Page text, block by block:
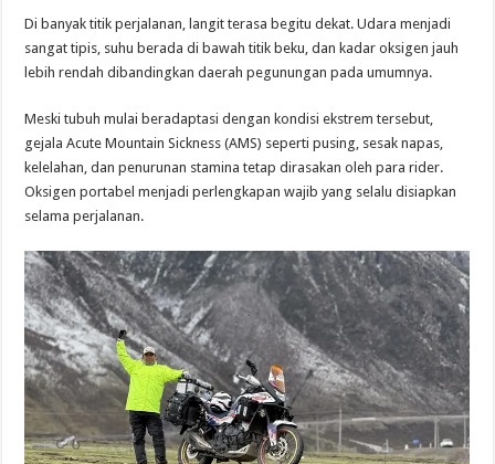
Di banyak titik perjalanan, langit terasa begitu dekat. Udara menjadi
sangat tipis, suhu berada di bawah titik beku, dan kadar oksigen jauh
lebih rendah dibandingkan daerah pegunungan pada umumnya.
Meski tubuh mulai beradaptasi dengan kondisi ekstrem tersebut,
gejala Acute Mountain Sickness (AMS) seperti pusing, sesak napas,
kelelahan, dan penurunan stamina tetap dirasakan oleh para rider.
Oksigen portabel menjadi perlengkapan wajib yang selalu disiapkan
selama perjalanan.